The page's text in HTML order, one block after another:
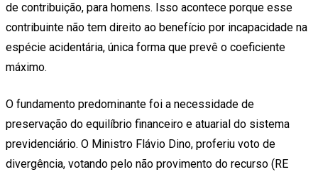
de contribuição, para homens. Isso acontece porque esse
contribuinte não tem direito ao benefício por incapacidade na
espécie acidentária, única forma que prevê o coeficiente
máximo.
O fundamento predominante foi a necessidade de
preservação do equilíbrio financeiro e atuarial do sistema
previdenciário. O Ministro Flávio Dino, proferiu voto de
divergência, votando pelo não provimento do recurso (RE